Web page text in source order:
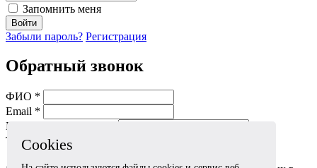
Cookies
Запомнить меня
Войти
Забыли пароль? Регистрация
Обратный звонок
ФИО *
Email *
Мобильный телефон *
Тема *